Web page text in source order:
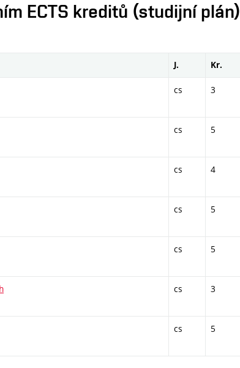
ECTS kreditů (studijní plán)
J. Kr.
cs 3
cs 5
cs 4
cs 5
cs 5
cs 3
cs 5